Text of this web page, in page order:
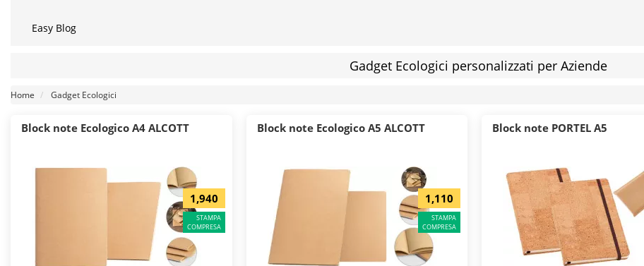
Easy Blog
Gadget Ecologici personalizzati per Aziende
Home Gadget Ecologici
Block note Ecologico A4 ALCOTT
1,940
STAMPA
COMPRESA
Block note Ecologico A5 ALCOTT
1,110
STAMPA
COMPRESA
Block note PORTEL A5